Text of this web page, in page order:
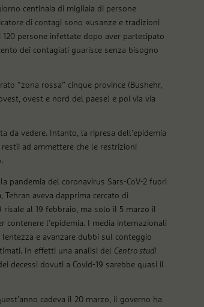
centinaia di migliaia di persone
di contagi sono «usanze e tradizioni
persone infettate dopo aver partecipato
dei contagiati guarisce senza bisogno
“zona rossa” cinque province (Bushehr,
ovest e nord del paese) e poi via via
da vedere. Intanto, la ripresa dell’epidemia
ad ammettere che le restrizioni
pandemia del coronavirus Sars-CoV-2 fuori
Tehran aveva dapprima cercato di
al 19 febbraio, ma solo il 5 marzo il
contenere l’epidemia. I media internazionali
e avanzare dubbi sul conteggio
In effetti una analisi del Centro studi
decessi dovuti a Covid-19 sarebbe quasi il
cadeva il 20 marzo, il governo ha